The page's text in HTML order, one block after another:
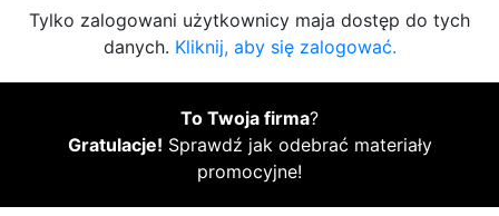
Tylko zalogowani użytkownicy maja dostęp do tych
danych. Kliknij, aby się zalogować.
To Twoja firma?
Gratulacje! Sprawdź jak odebrać materiały
promocyjne!